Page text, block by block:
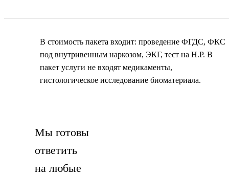
В стоимость пакета входит: проведение ФГДС, ФКС
под внутривенным наркозом, ЭКГ, тест на H.P. В
пакет услуги не входят медикаменты,
гистологическое исследование биоматериала.
Мы готовы
ответить
на любые